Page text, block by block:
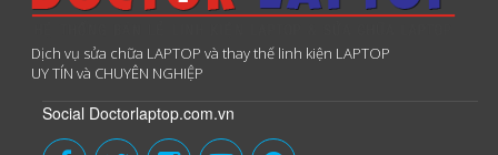
Dịch vụ sửa chữa LAPTOP và thay thế linh kiện LAPTOP
UY TÍN và CHUYÊN NGHIỆP
Social Doctorlaptop.com.vn